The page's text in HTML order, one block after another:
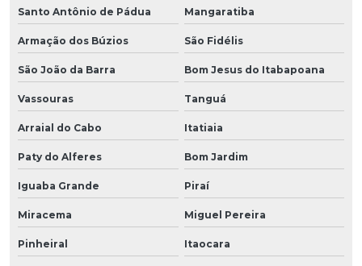
Santo Antônio de Pádua Mangaratiba
Armação dos Búzios São Fidélis
São João da Barra Bom Jesus do Itabapoana
Vassouras Tanguá
Arraial do Cabo Itatiaia
Paty do Alferes Bom Jardim
Iguaba Grande Piraí
Miracema Miguel Pereira
Pinheiral Itaocara